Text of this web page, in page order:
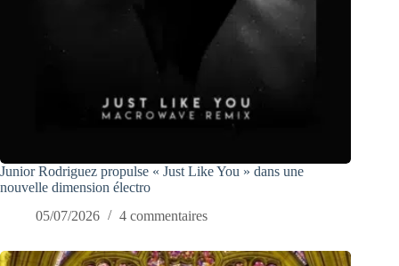
Junior Rodriguez propulse « Just Like You » dans une
nouvelle dimension électro
05/07/2026
4 commentaires